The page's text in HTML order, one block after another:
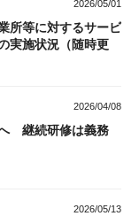
2026/05/01
所等に対するサービ
実施状況（随時更
2026/04/08
継続研修は義務
2026/05/13